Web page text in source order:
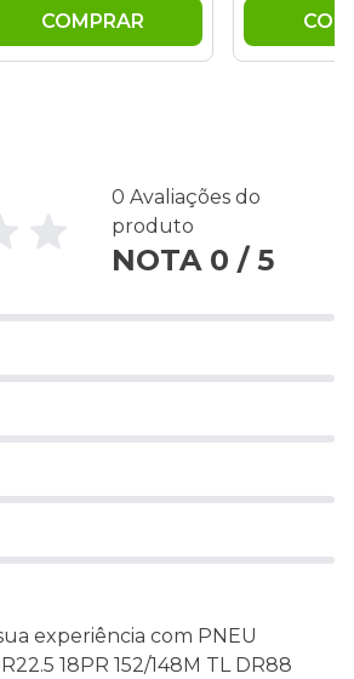
COMPRAR
0 Avaliações do
produto
NOTA 0 / 5
experiência com PNEU
18PR 152/148M TL DR88